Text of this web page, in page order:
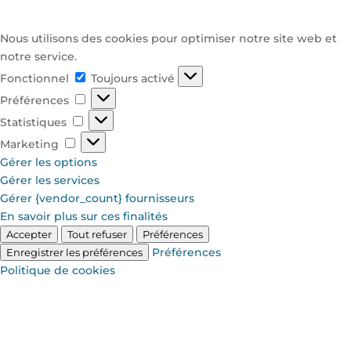
Nous utilisons des cookies pour optimiser notre site web et
notre service.
Fonctionnel
Fonctionnel
Toujours activé
Préférences
Préférences
Statistiques
Statistiques
Marketing
Marketing
Gérer les options
Gérer les services
Gérer {vendor_count} fournisseurs
En savoir plus sur ces finalités
Accepter Tout refuser
Préférences
Enregistrer les préférences
Préférences
Politique de cookies